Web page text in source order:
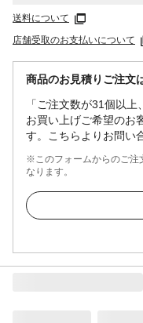
送料について
店舗受取のお支払いについて
商品のお見積りご注文
「ご注文数が31個以
お買い上げご希望のお
す。こちらよりお問い
※このフォームからのご注
なります。